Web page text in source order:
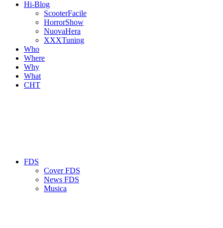
Hi-Blog
ScooterFacile
HorrorShow
NuovaHera
XXXTuning
Who
Where
Why
What
CHT
FDS
Cover FDS
News FDS
Musica